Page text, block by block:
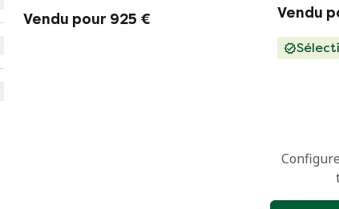
Vendu pour 925 € Vendu